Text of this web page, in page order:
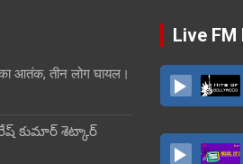
का आतंक, तीन लोग घायल।
కుమార్ శెట్కార్
Live FM